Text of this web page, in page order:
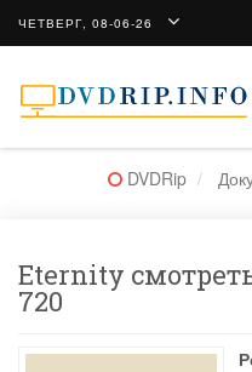
ЧЕТВЕРГ, 08-06-26
DVDRip
Eternity
720